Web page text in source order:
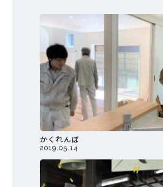
かくれんぼ
2019.05.14